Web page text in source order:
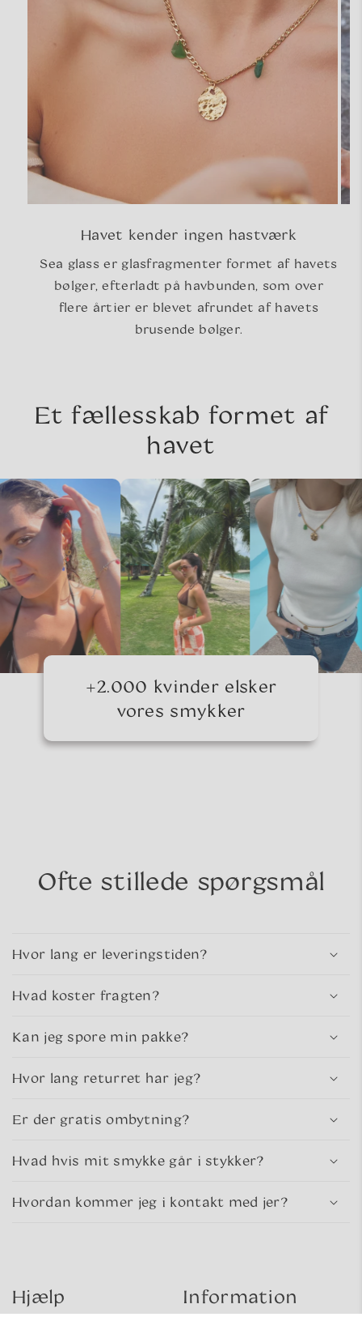
Havet kender ingen hastværk
Sea glass er glasfragmenter formet af havets
bølger, efterladt på havbunden, som over
flere årtier er blevet afrundet af havets
brusende bølger.
Et fællesskab formet af
havet
+2.000 kvinder elsker
vores smykker
Ofte stillede spørgsmål
Hvor lang er leveringstiden?
Hvad koster fragten?
Kan jeg spore min pakke?
Hvor lang returret har jeg?
Er der gratis ombytning?
Hvad hvis mit smykke går i stykker?
Hvordan kommer jeg i kontakt med jer?
Hjælp Information